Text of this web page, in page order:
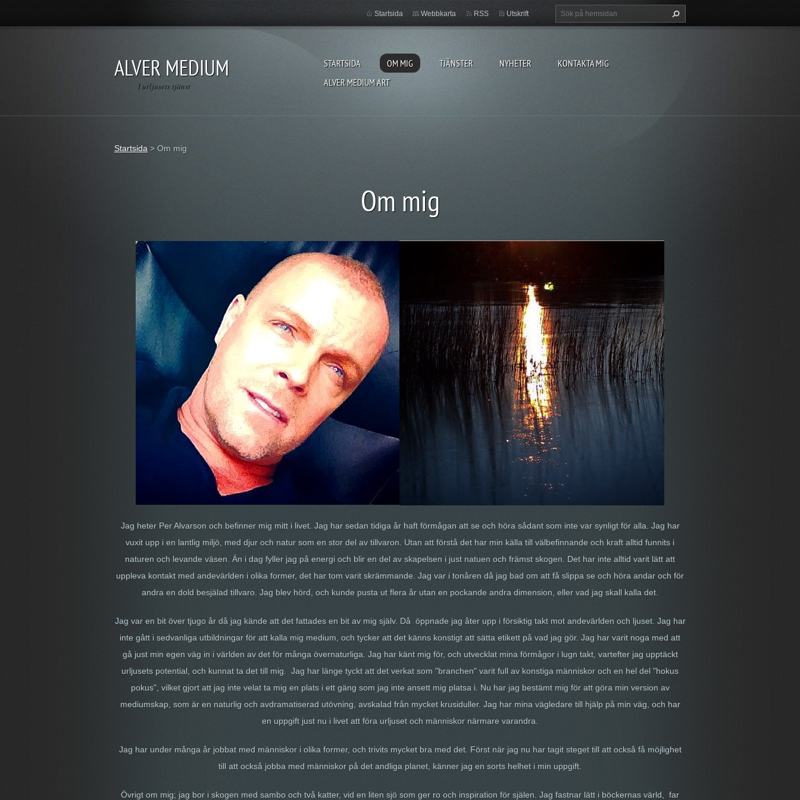
ALVER MEDIUM
I urljusets tjänst
STARTSIDA OM MIG TJÄNSTER NYHETER
KONTAKTA MIG
ALVER MEDIUM ART
Startsida Webbkarta RSS Utskrift
Startsida > Om mig
Om mig
Jag heter Per Alvarson och befinner mig mitt i livet. Jag har sedan tidiga år haft förmågan att se och höra sådant som inte var synligt för alla. Jag har
vuxit upp i en lantlig miljö, med djur och natur som en stor del av tillvaron. Utan att förstå det har min källa till välbefinnande och kraft alltid funnits i
naturen och levande väsen. Än i dag fyller jag på energi och blir en del av skapelsen i just natuen och främst skogen. Det har inte alltid varit lätt att
uppleva kontakt med andevärlden i olika former, det har tom varit skrämmande. Jag var i tonåren då jag bad om att få slippa se och höra andar och för
andra en dold besjälad tillvaro. Jag blev hörd, och kunde pusta ut flera år utan en pockande andra dimension, eller vad jag skall kalla det.
Jag var en bit över tjugo år då jag kände att det fattades en bit av mig själv. Då öppnade jag åter upp i försiktig takt mot andevärlden och ljuset. Jag har
inte gått i sedvanliga utbildningar för att kalla mig medium, och tycker att det känns konstigt att sätta etikett på vad jag gör. Jag har varit noga med att
gå just min egen väg in i världen av det för många övernaturliga. Jag har känt mig för, och utvecklat mina förmågor i lugn takt, vartefter jag upptäckt
urljusets potential, och kunnat ta det till mig. Jag har länge tyckt att det verkat som "branchen" varit full av konstiga människor och en hel del "hokus
pokus", vilket gjort att jag inte velat ta mig en plats i ett gäng som jag inte ansett mig platsa i. Nu har jag bestämt mig för att göra min version av
mediumskap, som är en naturlig och avdramatiserad utövning, avskalad från mycket krusiduller. Jag har mina vägledare till hjälp på min väg, och har
en uppgift just nu i livet att föra urljuset och människor närmare varandra.
Jag har under många år jobbat med människor i olika former, och trivits mycket bra med det. Först när jag nu har tagit steget till att också få möjlighet
till att också jobba med människor på det andliga planet, känner jag en sorts helhet i min uppgift.
Övrigt om mig; jag bor i skogen med sambo och två katter, vid en liten sjö som ger ro och inspiration för själen. Jag fastnar lätt i böckernas värld, far